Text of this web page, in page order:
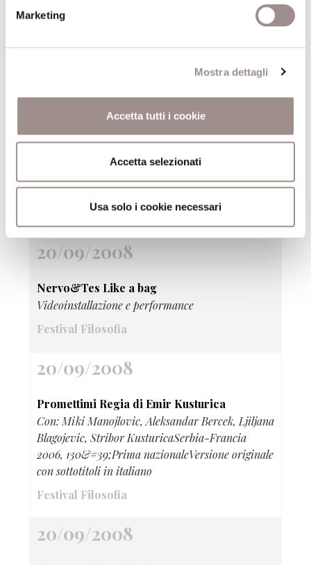
Marketing
Mostra dettagli
Accetta tutti i cookie
Accetta selezionati
Usa solo i cookie necessari
Festival Filosofia
20/09/2008
Festival Filosofia
20/09/2008
Festival Filosofia
20/09/2008
Nervo&Tes Like a bag
Videoinstallazione e performance
Festival Filosofia
20/09/2008
Promettimi Regia di Emir Kusturica
Con: Miki Manojlovic, Aleksandar Bercek, Ljiljana
Blagojevic, Stribor KusturicaSerbia-Francia
2006, 130&#39;Prima nazionaleVersione originale
con sottotitoli in italiano
Festival Filosofia
20/09/2008